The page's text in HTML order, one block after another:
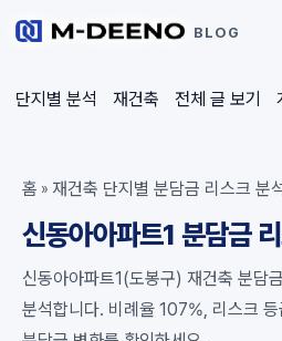
BLOG
단지별 분석 재건축 전체 글 보기
홈 » 재건축 단지별 분담금 리스크 분
신동아아파트1 분담금
신동아아파트1(도봉구) 재건축 분담
분석합니다. 비례율 107%, 리스크 등